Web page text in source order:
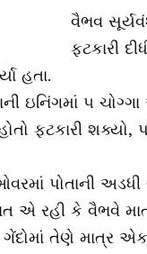
વૈભવ
ફટકારી
હતા.
ઇનિંગમાં ૫
ફટકારી
પોતાની
એ રહી કે વૈભવે
તેણે માત્ર